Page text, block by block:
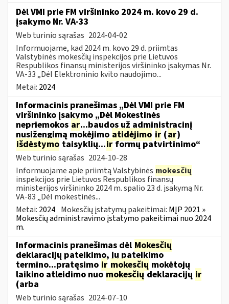
Dėl VMI prie FM viršininko 2024 m. kovo 29 d.
įsakymo Nr. VA-33
Web turinio sąrašas 2024-04-02
Informuojame, kad 2024 m. kovo 29 d. priimtas
Valstybinės mokesčių inspekcijos prie Lietuvos
Respublikos finansų ministerijos viršininko įsakymas Nr.
VA-33 „Dėl Elektroninio kvito naudojimo...
Metai: 2024
Informacinis pranešimas „Dėl VMI prie FM
viršininko įsakymo „Dėl Mokestinės
nepriemokos ar...baudos už administracinį
nusižengimą mokėjimo atidėjimo ir (ar)
išdėstymo taisyklių...irformų patvirtinimo“
Web turinio sąrašas 2024-10-28
Informuojame apie priimtą Valstybinės mokesčių
inspekcijos prie Lietuvos Respublikos finansų
ministerijos viršininko 2024 m. spalio 23 d. įsakymą Nr.
VA-83 „Dėl mokestinės...
Metai: 2024 Mokesčių įstatymų pakeitimai: MĮP 2021 »
Mokesčių administravimo įstatymo pakeitimai nuo 2024
m.
Informacinis pranešimas dėl Mokesčių
deklaracijų pateikimo, jų pateikimo
termino...pratęsimo ir mokesčių mokėtojų
laikino atleidimo nuomokesčiųdeklaracijų ir
(arba
Web turinio sąrašas 2024-07-10